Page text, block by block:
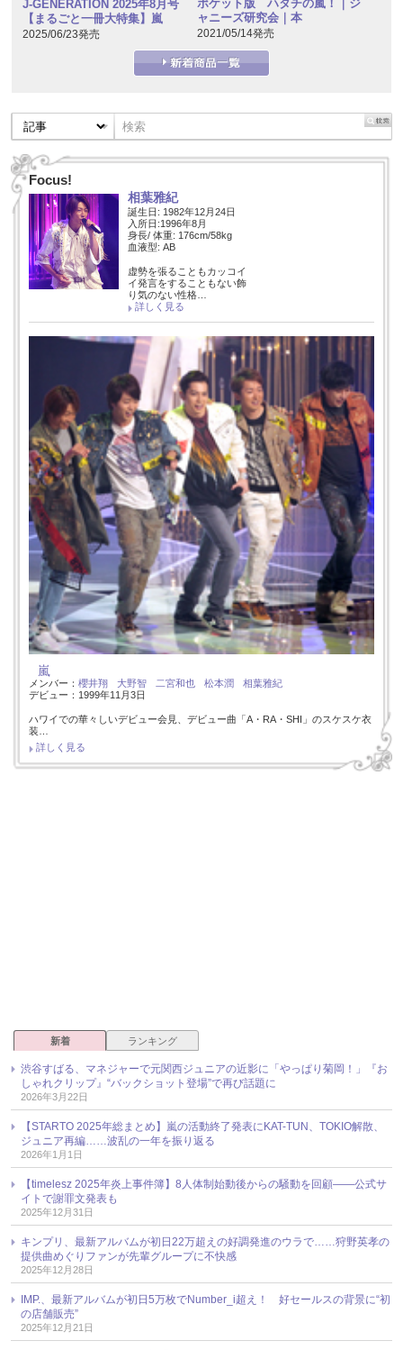
J-GENERATION 2025年8月号
【まるごと一冊大特集】嵐
2025/06/23発売
ポケット版 ハタチの嵐！｜ジ
ャニーズ研究会｜本
2021/05/14発売
Focus!
相葉雅紀
誕生日: 1982年12月24日
入所日:1996年8月
身長/ 体重: 176cm/58kg
血液型: AB
虚勢を張ることもカッコイ
イ発言をすることもない飾
り気のない性格…
詳しく見る
嵐
メンバー： 櫻井翔 大野智 二宮和也 松本潤
相葉雅紀
デビュー：1999年11月3日
ハワイでの華々しいデビュー会見、デビュー曲「A・RA・SHI」のスケスケ衣
装…
詳しく見る
新着 ランキング
渋谷すばる、マネジャーで元関西ジュニアの近影に「やっぱり菊岡！」『お
しゃれクリップ』“バックショット登場”で再び話題に
2026年3月22日
【STARTO 2025年総まとめ】嵐の活動終了発表にKAT-TUN、TOKIO解散、
ジュニア再編……波乱の一年を振り返る
2026年1月1日
【timelesz 2025年炎上事件簿】8人体制始動後からの騒動を回顧――公式サ
イトで謝罪文発表も
2025年12月31日
キンプリ、最新アルバムが初日22万超えの好調発進のウラで……狩野英孝の
提供曲めぐりファンが先輩グループに不快感
2025年12月28日
IMP.、最新アルバムが初日5万枚でNumber_i超え！ 好セールスの背景に“初
の店舗販売”
2025年12月21日